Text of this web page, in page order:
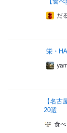
だ
栄・
【名
20選
食